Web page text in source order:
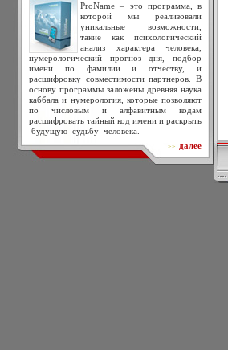
ProName – это программа, в
которой мы реализовали
уникальные возможности,
такие как психологический
анализ характера человека,
нумерологический прогноз дня, подбор
имени по фамилии и отчеству, и
расшифровку совместимости партнеров. В
основу программы заложены древняя наука
каббала и нумерология, которые позволяют
по числовым и алфавитным кодам
расшифровать тайный код имени и раскрыть
будущую судьбу человека.
>> далее